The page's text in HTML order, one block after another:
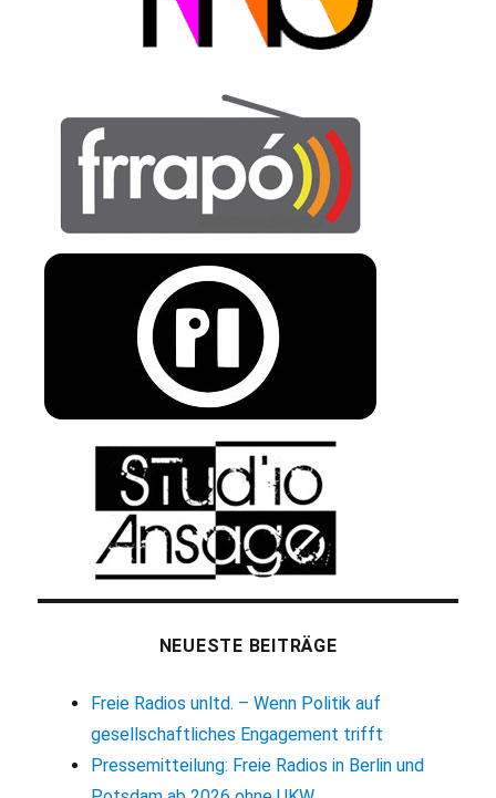
NEUESTE BEITRÄGE
Freie Radios unltd. – Wenn Politik auf
gesellschaftliches Engagement trifft
Pressemitteilung: Freie Radios in Berlin und